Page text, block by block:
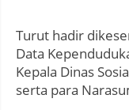
Turut hadir
Data
Kepala Dinas
serta para